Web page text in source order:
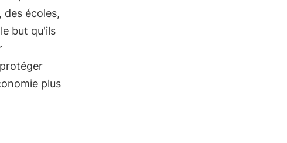
des écoles,
but qu'ils
plus